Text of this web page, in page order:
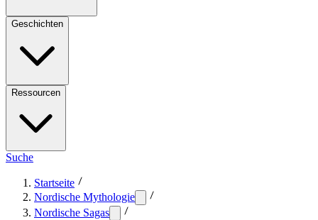
Geschichten
Ressourcen
Suche
Startseite
Nordische Mythologie
Nordische Sagas